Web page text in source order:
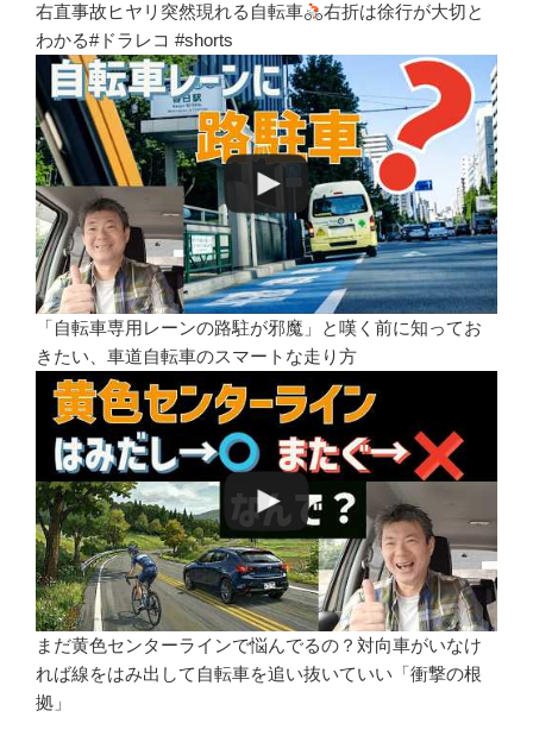
右直事故ヒヤリ突然現れる自転車
右折は徐行が大切と
わかる#ドラレコ #shorts
「自転車専用レーンの路駐が邪魔」と嘆く前に知ってお
きたい、車道自転車のスマートな走り方
まだ黄色センターラインで悩んでるの？対向車がいなけ
れば線をはみ出して自転車を追い抜いていい「衝撃の根
拠」